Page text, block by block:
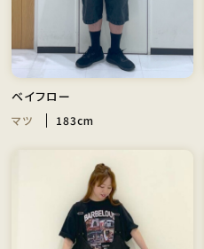
ベイフロー
マツ 183cm